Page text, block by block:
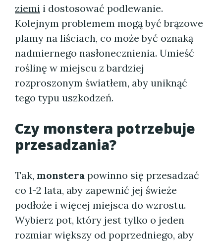
ziemi i dostosować podlewanie.
Kolejnym problemem mogą być brązowe
plamy na liściach, co może być oznaką
nadmiernego nasłonecznienia. Umieść
roślinę w miejscu z bardziej
rozproszonym światłem, aby uniknąć
tego typu uszkodzeń.
Czy monstera potrzebuje
przesadzania?
Tak, monstera powinno się przesadzać
co 1-2 lata, aby zapewnić jej świeże
podłoże i więcej miejsca do wzrostu.
Wybierz pot, który jest tylko o jeden
rozmiar większy od poprzedniego, aby